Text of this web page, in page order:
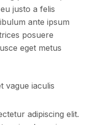
justo a felis
ante ipsum
posuere
eget metus
vague iaculis
adipiscing elit.